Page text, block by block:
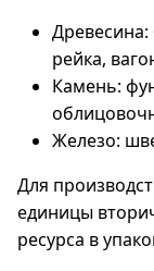
Древесина:
рейка,
Камень:
Железо:
Для
единицы
ресурса в